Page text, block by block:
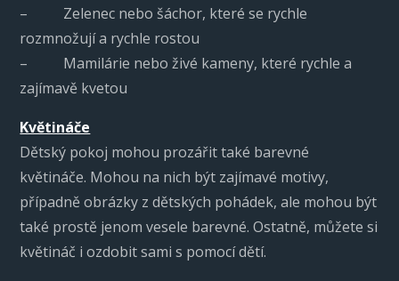
– Zelenec nebo šáchor, které se rychle
rozmnožují a rychle rostou
– Mamilárie nebo živé kameny, které rychle a
zajímavě kvetou
Květináče
Dětský pokoj mohou prozářit také barevné
květináče. Mohou na nich být zajímavé motivy,
případně obrázky z dětských pohádek, ale mohou být
také prostě jenom vesele barevné. Ostatně, můžete si
květináč i ozdobit sami s pomocí dětí.